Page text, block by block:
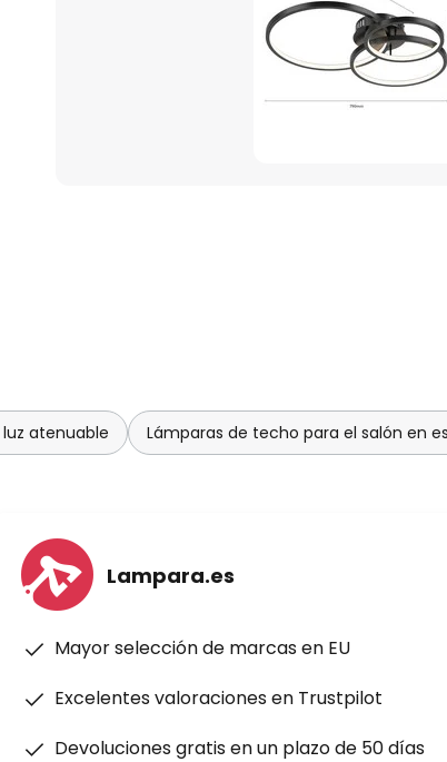
atenuable Lámparas de techo para el salón en
Lampara.es
Mayor selección de marcas en EU
Excelentes valoraciones en Trustpilot
Devoluciones gratis en un plazo de 50 días